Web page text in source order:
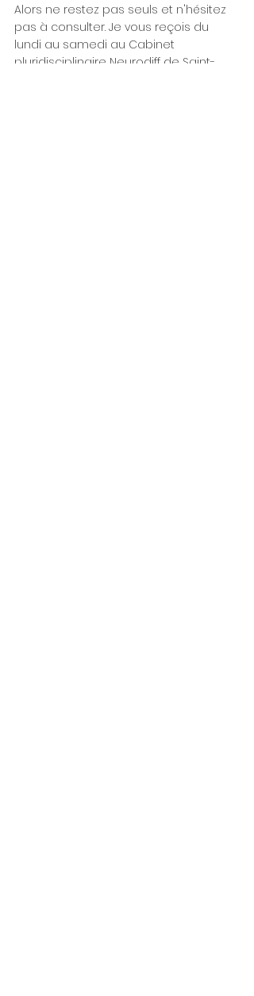
Alors ne restez pas seuls et n'hésitez
pas à consulter. Je vous reçois du
lundi au samedi au Cabinet
pluridisciplinaire Neurodiff de Saint-